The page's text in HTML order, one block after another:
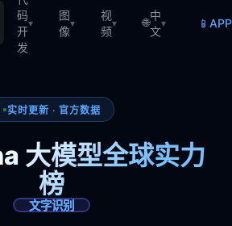
码
开
发
▾
图
像
▾
视
频
▾ 🌐
中
文
▾ 📱
实时更新 · 官方数据
大模型全球实力
榜
文字识别